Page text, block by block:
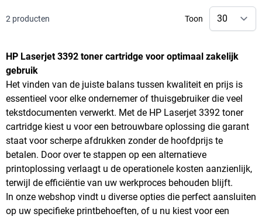
2 producten Toon
HP Laserjet 3392 toner cartridge voor optimaal zakelijk
gebruik
Het vinden van de juiste balans tussen kwaliteit en prijs is
essentieel voor elke ondernemer of thuisgebruiker die veel
tekstdocumenten verwerkt. Met de HP Laserjet 3392 toner
cartridge kiest u voor een betrouwbare oplossing die garant
staat voor scherpe afdrukken zonder de hoofdprijs te
betalen. Door over te stappen op een alternatieve
printoplossing verlaagt u de operationele kosten aanzienlijk,
terwijl de efficiëntie van uw werkproces behouden blijft.
In onze webshop vindt u diverse opties die perfect aansluiten
op uw specifieke printbehoeften, of u nu kiest voor een